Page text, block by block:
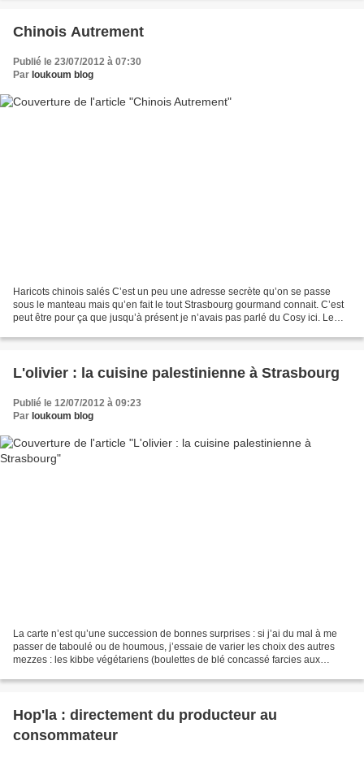
Chinois Autrement
Publié le 23/07/2012 à 07:30
Par loukoum blog
Haricots chinois salés C’est un peu une adresse secrète qu’on se passe
sous le manteau mais qu’en fait le tout Strasbourg gourmand connait. C’est
peut être pour ça que jusqu’à présent je n’avais pas parlé du Cosy ici. Le
L'olivier : la cuisine palestinienne à Strasbourg
Publié le 12/07/2012 à 09:23
Par loukoum blog
La carte n’est qu’une succession de bonnes surprises : si j’ai du mal à me
passer de taboulé ou de houmous, j’essaie de varier les choix des autres
mezzes : les kibbe végétariens (boulettes de blé concassé farcies aux
Hop'la : directement du producteur au
consommateur